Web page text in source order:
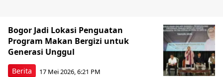
Berita
Bogor Jadi Lokasi Penguatan
Program Makan Bergizi untuk
Generasi Unggul
17 Mei 2026, 6:21 PM